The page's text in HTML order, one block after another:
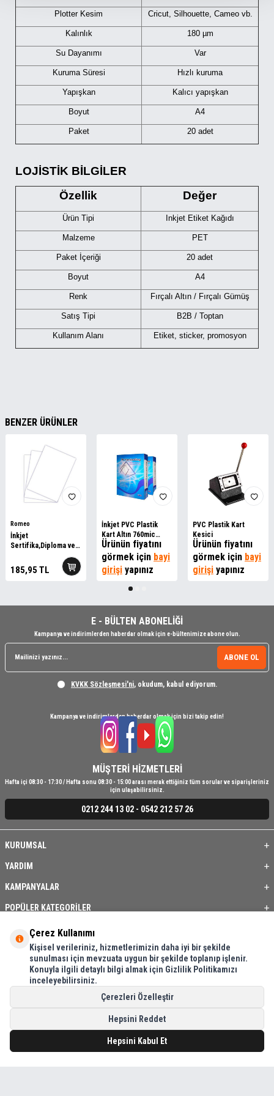
Plotter Kesim Cricut, Silhouette, Cameo vb.
Kalınlık 180 µm
Su Dayanımı Var
Kuruma Süresi Hızlı kuruma
Yapışkan Kalıcı yapışkan
Boyut A4
Paket 20 adet
LOJİSTİK BİLGİLER
Özellik
Değer
Ürün Tipi Inkjet Etiket Kağıdı
Malzeme PET
Paket İçeriği 20 adet
Boyut A4
Renk Fırçalı Altın / Fırçalı Gümüş
Satış Tipi B2B / Toptan
Kullanım Alanı Etiket, sticker, promosyon
BENZER ÜRÜNLER
Romeo
İnkjet
Sertifika,Diploma ve
Kartvizit Baskı Kağıdı
185,95 TL
İnkjet PVC Plastik
Kart Altın 760mic
20x30cm 50lik
Ürünün fiyatını
görmek için bayi
girişi yapınız
PVC Plastik Kart
Kesici
Ürünün fiyatını
görmek için bayi
girişi yapınız
E - BÜLTEN ABONELİĞİ
Kampanya ve indirimlerden haberdar olmak için e-bültenimize abone olun.
ABONE OL
KVKK Sözleşmesi'ni, okudum, kabul ediyorum.
Kampanya ve indirimlerden haberdar olmak için bizi takip edin!
MÜŞTERİ HİZMETLERİ
Hafta içi 08:30 - 17:30 / Hafta sonu 08:30 - 15:00 arası merak ettiğiniz tüm sorular ve siparişleriniz
için ulaşabilirsiniz.
0212 244 13 02 - 0542 212 57 26
KURUMSAL
YARDIM
KAMPANYALAR
POPÜLER KATEGORİLER
ÜYE / BAYİ
ÖNE ÇIKAN ÜRÜNLER
BASKI REHBERİ
İLETİŞİM
Çerez Kullanımı
Kişisel verileriniz, hizmetlerimizin daha iyi bir şekilde
sunulması için mevzuata uygun bir şekilde toplanıp işlenir.
Konuyla ilgili detaylı bilgi almak için Gizlilik Politikamızı
inceleyebilirsiniz.
Çerezleri Özelleştir
Hepsini Reddet
Hepsini Kabul Et